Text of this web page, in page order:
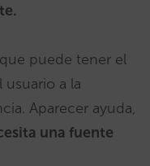
puede tener el
usuario a la
Aparecer ayuda,
una fuente